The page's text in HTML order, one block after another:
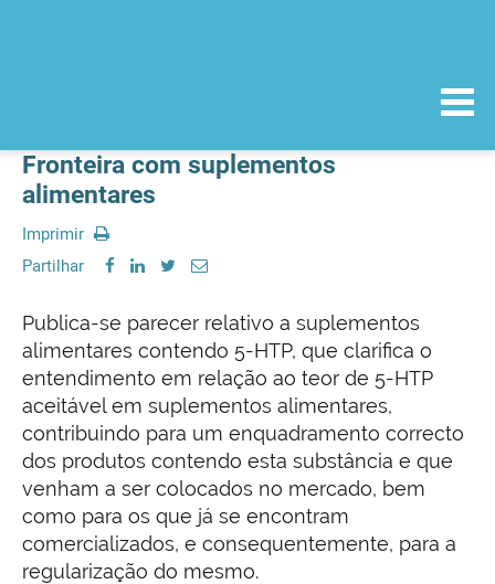
Fronteira com suplementos
alimentares
Imprimir
Partilhar
Publica-se parecer relativo a suplementos
alimentares contendo 5-HTP, que clarifica o
entendimento em relação ao teor de 5-HTP
aceitável em suplementos alimentares,
contribuindo para um enquadramento correcto
dos produtos contendo esta substância e que
venham a ser colocados no mercado, bem
como para os que já se encontram
comercializados, e consequentemente, para a
regularização do mesmo.